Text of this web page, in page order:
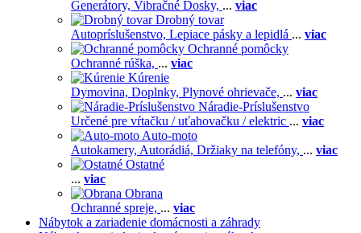
Generátory, Vibračné Dosky, ... viac
Drobný tovar
Autopríslušenstvo, Lepiace pásky a lepidlá ... viac
Ochranné pomôcky
Ochranné rúška, ... viac
Kúrenie
Dymovina, Doplnky, Plynové ohrievače, ... viac
Náradie-Príslušenstvo
Určené pre vŕtačku / uťahovačku / elektric ... viac
Auto-moto
Autokamery, Autorádiá, Držiaky na telefóny, ... viac
Ostatné
... viac
Obrana
Ochranné spreje, ... viac
Nábytok a zariadenie domácnosti a záhrady